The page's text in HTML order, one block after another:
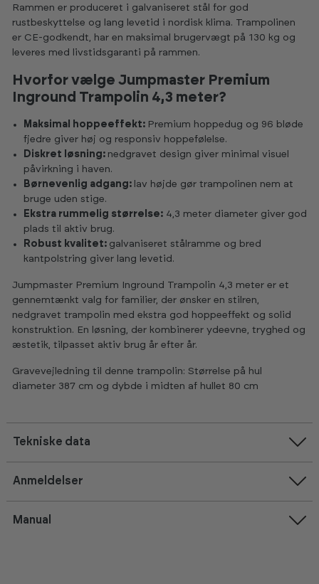
Rammen er produceret i galvaniseret stål for god
rustbeskyttelse og lang levetid i nordisk klima. Trampolinen
er CE-godkendt, har en maksimal brugervægt på 130 kg og
leveres med livstidsgaranti på rammen.
Hvorfor vælge Jumpmaster Premium
Inground Trampolin 4,3 meter?
Maksimal hoppeeffekt: Premium hoppedug og 96 bløde
fjedre giver høj og responsiv hoppefølelse.
Diskret løsning: nedgravet design giver minimal visuel
påvirkning i haven.
Børnevenlig adgang: lav højde gør trampolinen nem at
bruge uden stige.
Ekstra rummelig størrelse: 4,3 meter diameter giver god
plads til aktiv brug.
Robust kvalitet: galvaniseret stålramme og bred
kantpolstring giver lang levetid.
Jumpmaster Premium Inground Trampolin 4,3 meter er et
gennemtænkt valg for familier, der ønsker en stilren,
nedgravet trampolin med ekstra god hoppeeffekt og solid
konstruktion. En løsning, der kombinerer ydeevne, tryghed og
æstetik, tilpasset aktiv brug år efter år.
Gravevejledning til denne trampolin: Størrelse på hul
diameter 387 cm og dybde i midten af hullet 80 cm
Tekniske data
Anmeldelser
Manual